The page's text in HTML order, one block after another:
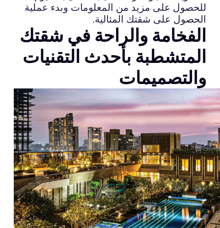
للحصول على مزيد من المعلومات وبدء عملية
الحصول على شقتك المثالية.
الفخامة والراحة في شقتك
المتشطبة بأحدث التقنيات
والتصميمات